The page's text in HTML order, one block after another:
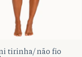
tirinha/ não fio